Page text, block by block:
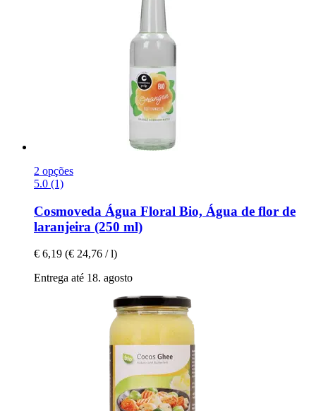
2 opções
5.0 (1)
Cosmoveda Água Floral Bio, Água de flor de
laranjeira (250 ml)
€ 6,19 (€ 24,76 / l)
Entrega até 18. agosto